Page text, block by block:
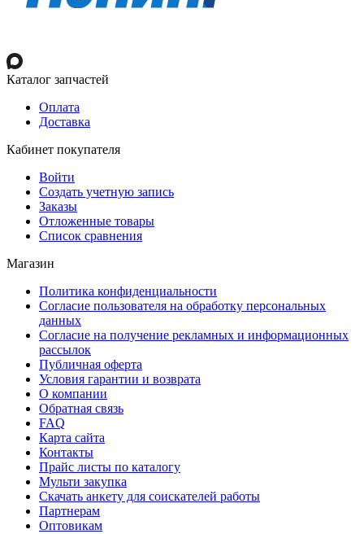
Каталог запчастей
Оплата
Доставка
Кабинет покупателя
Войти
Создать учетную запись
Заказы
Отложенные товары
Список сравнения
Магазин
Политика конфиденциальности
Согласие пользователя на обработку персональных
данных
Согласие на получение рекламных и информационных
рассылок
Публичная оферта
Условия гарантии и возврата
О компании
Обратная связь
FAQ
Карта сайта
Контакты
Прайс листы по каталогу
Мульти закупка
Скачать анкету для соискателей работы
Партнерам
Оптовикам